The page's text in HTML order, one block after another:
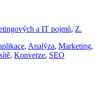
a IT pojmů, Z.
, Analýza, Marketing,
, Konverze, SEO